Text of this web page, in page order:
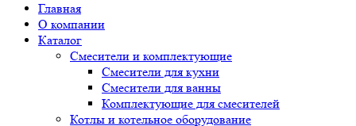
Главная
О компании
Каталог
Смесители и комплектующие
Смесители для кухни
Смесители для ванны
Комплектующие для смесителей
Котлы и котельное оборудование